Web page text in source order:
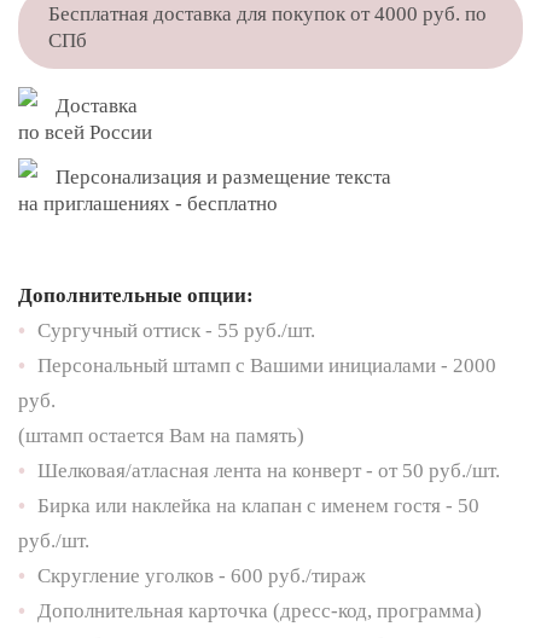
Бесплатная доставка для покупок от 4000 руб. по
СПб
Доставка
по всей России
Персонализация и размещение текста
на приглашениях - бесплатно
Дополнительные опции:
• Сургучный оттиск - 55 руб./шт.
• Персональный штамп с Вашими инициалами - 2000
руб.
(штамп остается Вам на память)
• Шелковая/атласная лента на конверт - от 50 руб./шт.
• Бирка или наклейка на клапан с именем гостя - 50
руб./шт.
• Скругление уголков - 600 руб./тираж
• Дополнительная карточка (дресс-код, программа)